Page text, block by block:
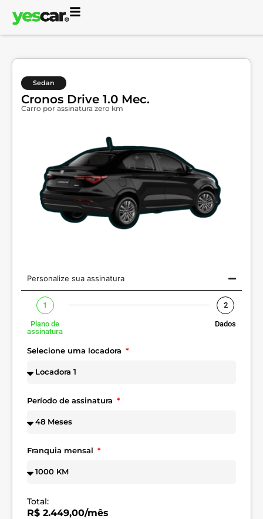
Sedan
Cronos Drive 1.0 Mec.
Carro por assinatura zero km
Personalize sua assinatura
1
Plano de
assinatura
2
Dados
Selecione uma locadora
Período de assinatura
Franquia mensal
Total:
R$ 2.449,00/mês